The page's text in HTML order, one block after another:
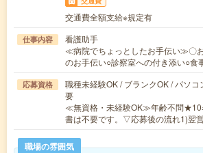
交通費全額支給※規定有
仕事内容
看護助手
≪病院でちょっとしたお手伝い≫〇
のお手伝い○診察室への付き添い○
応募資格
職種未経験OK / ブランクOK / パソ
要
≪無資格・未経験OK≫年齢不問
書は不要です。▽応募後の流れ1)翌
職場の雰囲気